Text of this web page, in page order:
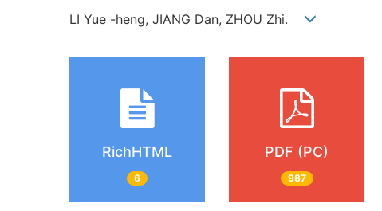
LI Yue -heng, JIANG Dan, ZHOU Zhi.
RichHTML
6
PDF (PC)
987